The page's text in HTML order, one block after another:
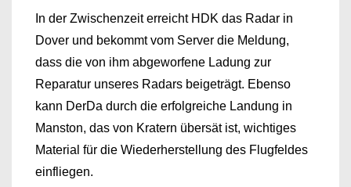
In der Zwischenzeit erreicht HDK das Radar in
Dover und bekommt vom Server die Meldung,
dass die von ihm abgeworfene Ladung zur
Reparatur unseres Radars beigeträgt. Ebenso
kann DerDa durch die erfolgreiche Landung in
Manston, das von Kratern übersät ist, wichtiges
Material für die Wiederherstellung des Flugfeldes
einfliegen.